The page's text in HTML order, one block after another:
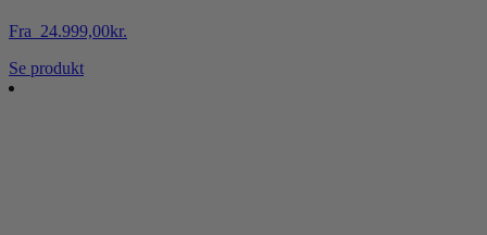
Fra 24.999,00kr.
Se produktDette